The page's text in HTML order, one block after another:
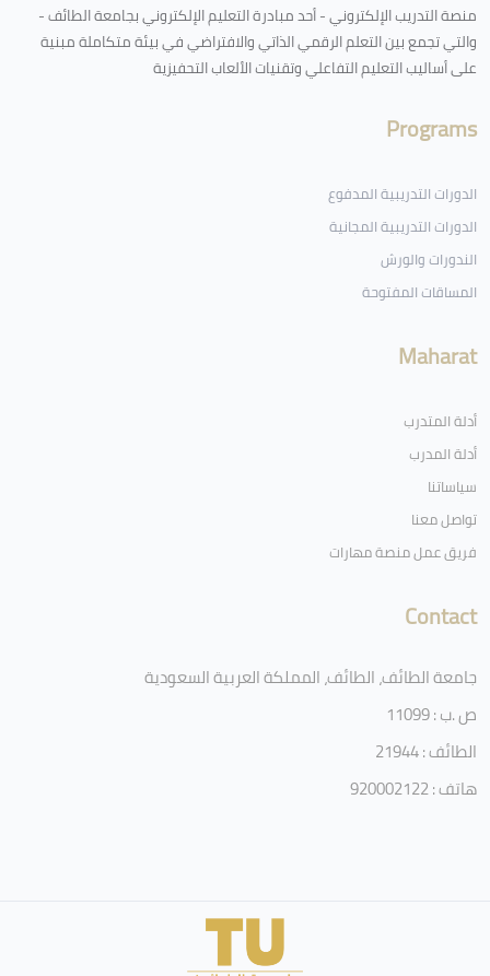
منصة التدريب الإلكتروني - أحد مبادرة التعليم الإلكتروني بجامعة الطائف -
والتي تجمع بين التعلم الرقمي الذاتي والافتراضي في بيئة متكاملة مبنية
على أساليب التعليم التفاعلي وتقنيات الألعاب التحفيزية
Programs
الدورات التدريبية المدفوع
الدورات التدريبية المجانية
الندورات والورش
المساقات المفتوحة
Maharat
أدلة المتدرب
أدلة المدرب
سياساتنا
تواصل معنا
فريق عمل منصة مهارات
Contact
جامعة الطائف، الطائف، المملكة العربية السعودية
ص .ب : 11099
الطائف : 21944
هاتف : 920002122